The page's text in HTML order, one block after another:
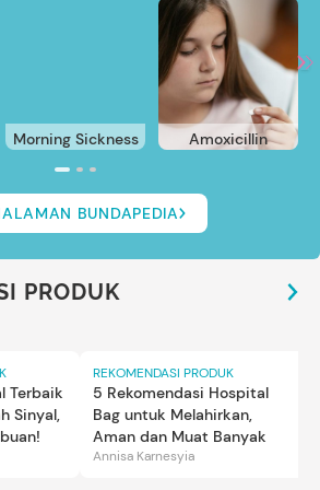
Morning Sickness Amoxicillin
BUNDAPEDIA
PRODUK